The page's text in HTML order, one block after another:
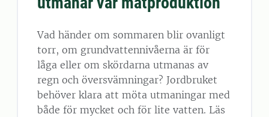
Vad händer om sommaren blir ovanligt
torr, om grundvattennivåerna är för
låga eller om skördarna utmanas av
regn och översvämningar? Jordbruket
behöver klara att möta utmaningar med
både för mycket och för lite vatten. Läs